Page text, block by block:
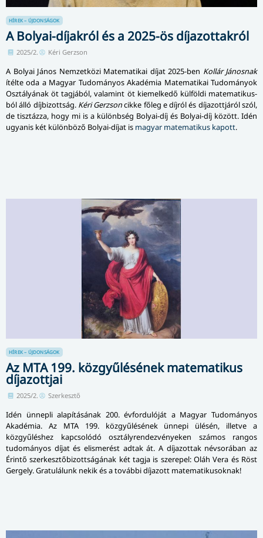
HÍREK – ÚJDONSÁGOK
A Bolyai-díjakról és a 2025-ös díjazottakról
2025/2. Kéri Gerzson
A Bolyai János Nemzetközi Matematikai díjat 2025-ben Kollár Jánosnak
ítélte oda a Magyar Tudományos Akadémia Matematikai Tudo­má­nyok
Osztályának öt tagjából, valamint öt kiemelkedő külföldi mate­ma­ti­kus­
ból álló díjbizottság. Kéri Gerzsoncikke főleg e díjról és díjazottjáról szól,
de tisztázza, hogy mi is a különbség Bolyai-díj és Bolyai-díj között. Idén
ugyanis két különböző Bolyai-díjat is magyar matematikus kapott.
HÍREK – ÚJDONSÁGOK
Az MTA 199. közgyűlésének matematikus
díjazottjai
2025/2. Szerkesztő
Idén ünnepli alapításának 200. évfordulóját a Magyar Tudományos
Akadémia. Az MTA 199. közgyűlésének ünnepi ülésén, illetve a
közgyűléshez kapcsolódó osztály­ren­dez­vé­nye­ken számos rangos
tudományos díjat és elismerést adtak át. A díjazottak névsorában az
Érintő szer­kesztő­bizott­sá­gá­nak két tagja is szerepel: Oláh Vera és Röst
Gergely. Gratulálunk nekik és a további díjazott matematikusoknak!